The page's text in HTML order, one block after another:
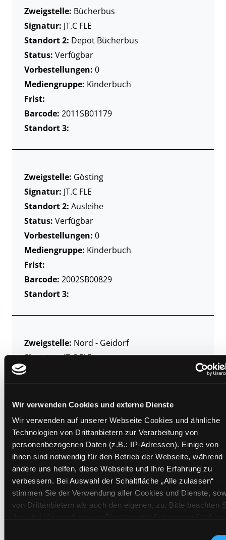
Wir verwenden Cookies und externe Dienste
Wir verwenden auf unserer Webseite Cookies und ähnliche
Technologien von Drittanbietern zur Verarbeitung von
personenbezogenen Daten (z.B.: IP-Adressen). Einige von
ihnen sind notwendig für den Betrieb der Webseite, während
andere uns helfen, diese Webseite und Ihre Erfahrung zu
verbessern. Bei Auswahl der Schaltfläche „Alle zulassen“
stimmen Sie der Verwendung aller Cookies und Dienste,
von Drittanbietern als auch den eigenen, zu. Bitte beachten
Zweigstelle: Bücherbus
Signatur: JT.C FLE
Standort 2: Depot Bücherbus
Status: Verfügbar
Vorbestellungen: 0
Mediengruppe: Kinderbuch
Frist:
Barcode: 2011SB01179
Standort 3:
Zweigstelle: Gösting
Signatur: JT.C FLE
Standort 2: Ausleihe
Status: Verfügbar
Vorbestellungen: 0
Mediengruppe: Kinderbuch
Frist:
Barcode: 2002SB00829
Standort 3:
Zweigstelle: Nord - Geidorf
Signatur:JT.C FLE
Standort 2:
Vorbestellungen:0
Mediengruppe:
Kinderbuch
Frist:
Barcode: 2008SB03731
Standort 3:
Zweigstelle: Ost - Schillerstraße